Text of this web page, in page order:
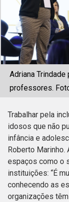
Adriana
professores.
Trabalhar pela
idosos que não
infância e
Roberto
espaços como o
instituições: “É
conhecendo as
organizações